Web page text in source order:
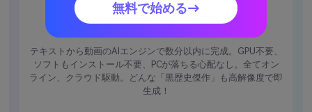
100％クラウド＆高速レンダリング
テキストから動画のAIエンジンで数分以内に完成。GPU不要、
ソフトもインストール不要、PCが落ちる心配なし。全てオン
ライン、クラウド駆動。どんな「黒歴史傑作」も高解像度で即
生成！
無料で始める→